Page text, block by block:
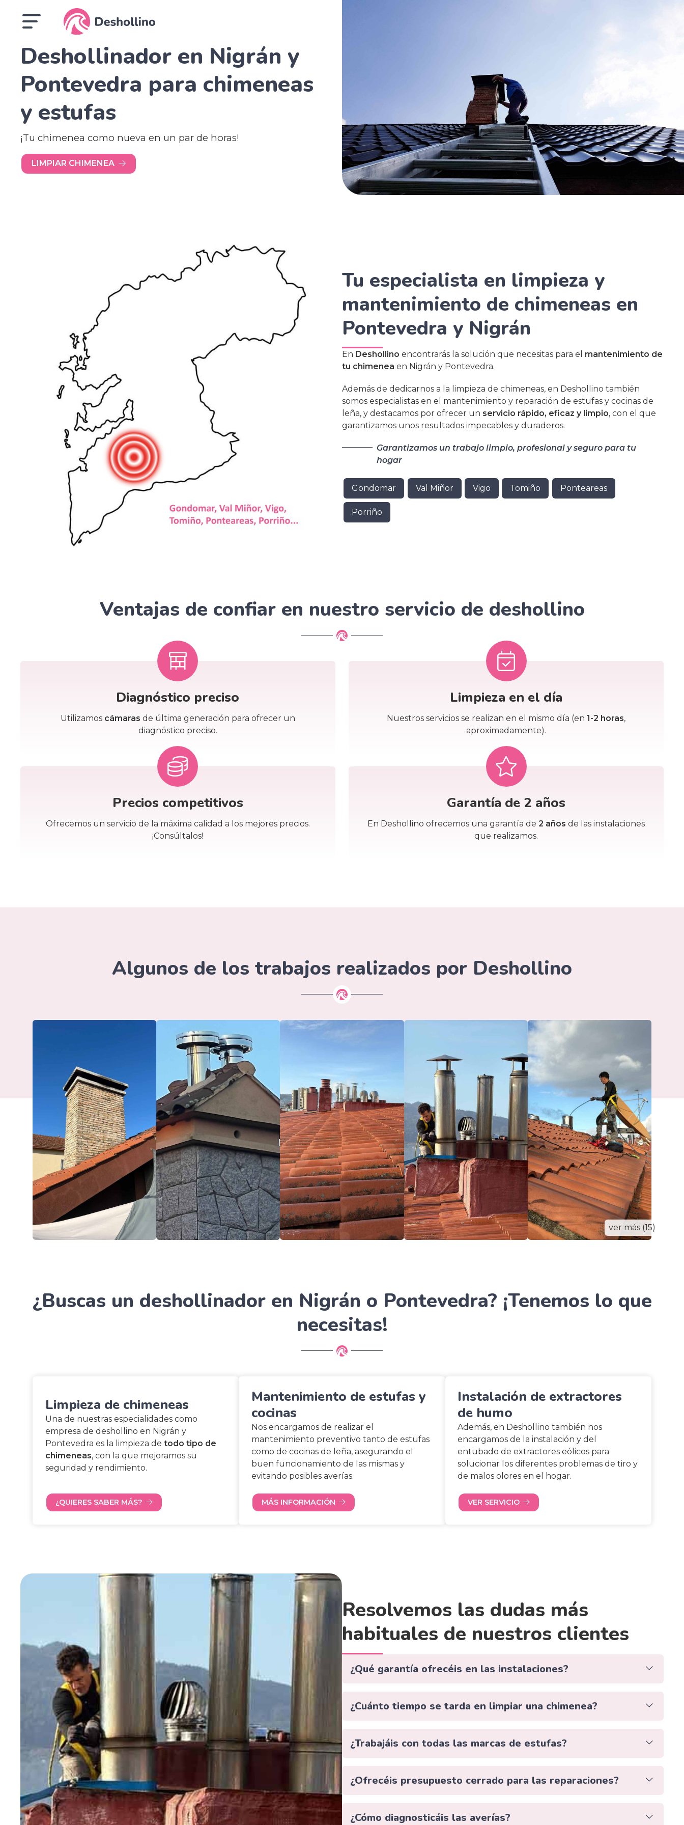
Deshollinador en Nigrán y
Pontevedra para chimeneas
y estufas
¡Tu chimenea como nueva en un par de horas!
LIMPIAR CHIMENEA
Tu especialista en limpieza y
mantenimiento de chimeneas en
Pontevedra y Nigrán
En Deshollino encontrarás la solución que necesitas para el mantenimiento de
tu chimenea en Nigrán y Pontevedra.
Además de dedicarnos a la limpieza de chimeneas, en Deshollino también
somos especialistas en el mantenimiento y reparación de estufas y cocinas de
leña, y destacamos por ofrecer un servicio rápido, eficaz y limpio, con el que
garantizamos unos resultados impecables y duraderos.
Garantizamos un trabajo limpio, profesional y seguro para tu
hogar
Gondomar Val Miñor Vigo Tomiño Ponteareas
Porriño
Ventajas de confiar en nuestro servicio de deshollino
Diagnóstico preciso
Utilizamos cámaras de última generación para ofrecer un
diagnóstico preciso.
Limpieza en el día
Nuestros servicios se realizan en el mismo día (en1-2 horas,
aproximadamente).
Precios competitivos
Ofrecemos un servicio de la máxima calidad a los mejores precios.
¡Consúltalos!
Garantía de 2 años
En Deshollino ofrecemos una garantía de2 años de las instalaciones
que realizamos.
Algunos de los trabajos realizados por Deshollino
ver más (15)
¿Buscas un deshollinador en Nigrán o Pontevedra? ¡Tenemos lo que
necesitas!
Limpieza de chimeneas
Una de nuestras especialidades como
empresa de deshollino en Nigrán y
Pontevedra es la limpieza de todo tipo de
chimeneas, con la que mejoramos su
seguridad y rendimiento.
¿QUIERES SABER MÁS?
Mantenimiento de estufas y
cocinas
Nos encargamos de realizar el
mantenimiento preventivo tanto de estufas
como de cocinas de leña, asegurando el
buen funcionamiento de las mismas y
evitando posibles averías.
MÁS INFORMACIÓN
Instalación de extractores
de humo
Además, en Deshollino también nos
encargamos de la instalación y del
entubado de extractores eólicos para
solucionar los diferentes problemas de tiro y
de malos olores en el hogar.
VER SERVICIO
Resolvemos las dudas más
habituales de nuestros clientes
¿Qué garantía ofrecéis en las instalaciones?
¿Cuánto tiempo se tarda en limpiar una chimenea?
¿Trabajáis con todas las marcas de estufas?
¿Ofrecéis presupuesto cerrado para las reparaciones?
¿Cómo diagnosticáis las averías?